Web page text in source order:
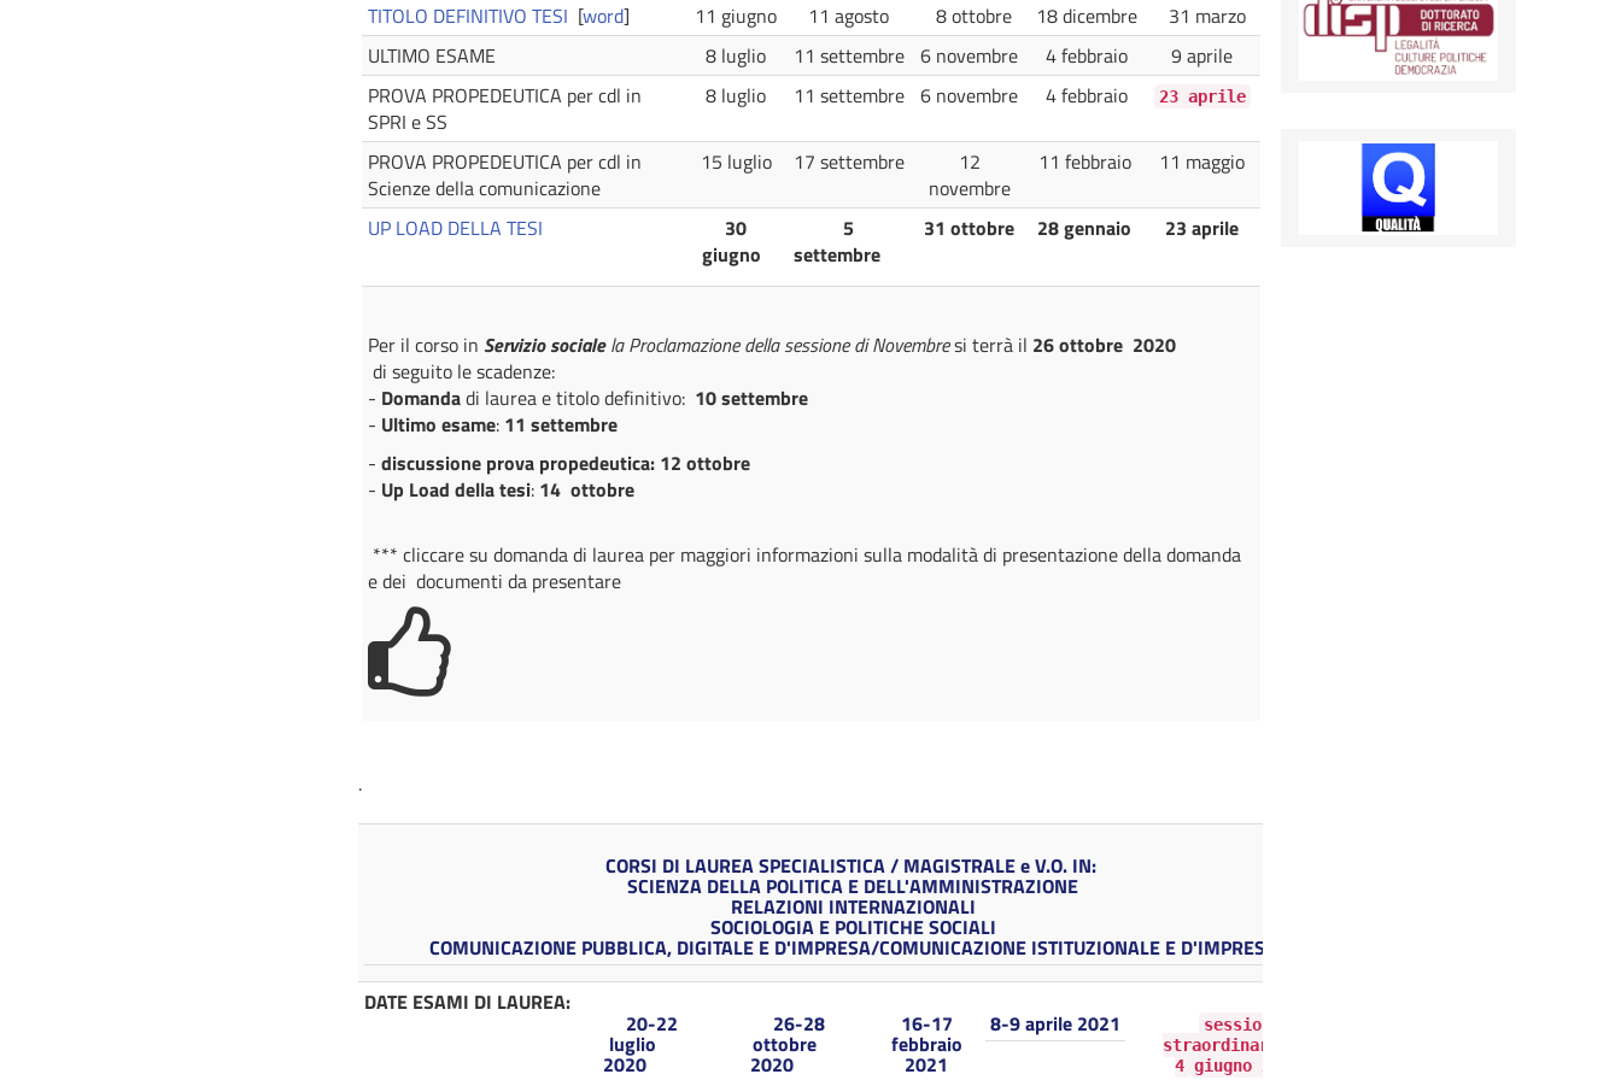
TITOLO DEFINITIVO TESI [word] 11 giugno 11 agosto 8 ottobre 18 dicembre
31 marzo
ULTIMO ESAME
8 luglio 11 settembre 6 novembre 4 febbraio
9 aprile
PROVA PROPEDEUTICA per cdl in
SPRI e SS
8 luglio 11 settembre 6 novembre 4 febbraio 23 aprile
PROVA PROPEDEUTICA per cdl in
Scienze della comunicazione
15 luglio 17 settembre
12
novembre
11 febbraio 11 maggio
UP LOAD DELLA TESI
30
giugno
5
settembre
31 ottobre 28 gennaio 23 aprile
Per il corso in Servizio socialela Proclamazione della sessione di Novembresi terrà il 26 ottobre 2020
di seguito le scadenze:
- Domandadi laurea e titolo definitivo: 10 settembre
- Ultimo esame: 11 settembre
- discussione prova propedeutica: 12 ottobre
- Up Load della tesi: 14 ottobre
*** cliccare su domanda di laurea per maggiori informazioni sulla modalità di presentazione della domanda
e dei documenti da presentare
.
CORSI DI LAUREA SPECIALISTICA / MAGISTRALE e V.O. IN:
SCIENZA DELLA POLITICA E DELL'AMMINISTRAZIONE
RELAZIONI INTERNAZIONALI
SOCIOLOGIA E POLITICHE SOCIALI
COMUNICAZIONE PUBBLICA, DIGITALE E D'IMPRESA/COMUNICAZIONE ISTITUZIONALE E D'IMPRESA
DATE ESAMI DI LAUREA:
20-22
luglio
2020
26-28
ottobre
2020
16-17
febbraio
2021
8-9 aprile 2021
sessione
straordinaria 3-
4 giugno 2021